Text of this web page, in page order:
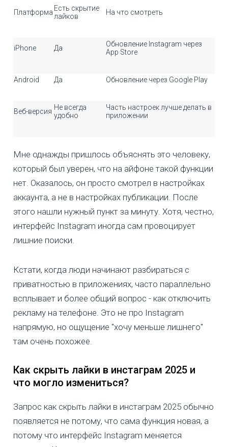
Платформа Есть скрытие
лайков
На что смотреть
iPhone Да
Обновление Instagram через
App Store
Android Да Обновление через Google Play
Веб-версия Не всегда
удобно
Часть настроек лучше делать в
приложении
Мне однажды пришлось объяснять это человеку,
который был уверен, что на айфоне такой функции
нет. Оказалось, он просто смотрел в настройках
аккаунта, а не в настройках публикации. После
этого нашли нужный пункт за минуту. Хотя, честно,
интерфейс Instagram иногда сам провоцирует
лишние поиски.
Кстати, когда люди начинают разбираться с
приватностью в приложениях, часто параллельно
всплывает и более общий вопрос - как отключить
рекламу на телефоне. Это не про Instagram
напрямую, но ощущение "хочу меньше лишнего"
там очень похожее.
Как скрыть лайки в инстаграм 2025 и
что могло измениться?
Запрос как скрыть лайки в инстаграм 2025 обычно
появляется не потому, что сама функция новая, а
потому что интерфейс Instagram меняется